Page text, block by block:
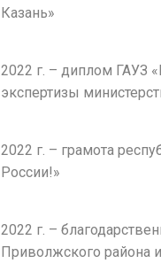
Казань»
2022 г. – диплом ГАУЗ
экспертизы
2022 г. – грамота
России!»
2022 г. –
Приволжского района